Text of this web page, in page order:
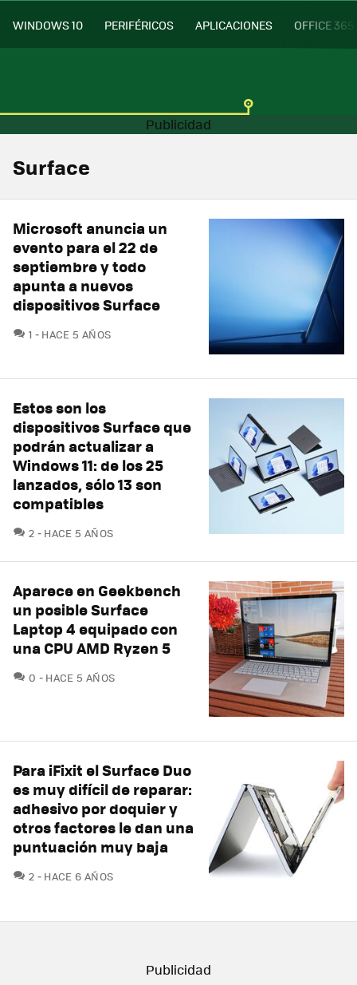
WINDOWS 10 PERIFÉRICOS APLICACIONES OFFICE 365
Surface
Microsoft anuncia un
evento para el 22 de
septiembre y todo
apunta a nuevos
dispositivos Surface
1 COMENTARIOS
HACE 5 AÑOS
Estos son los
dispositivos Surface que
podrán actualizar a
Windows 11: de los 25
lanzados, sólo 13 son
compatibles
2 COMENTARIOS
HACE 5 AÑOS
Aparece en Geekbench
un posible Surface
Laptop 4 equipado con
una CPU AMD Ryzen 5
0 COMENTARIOS
HACE 5 AÑOS
Para iFixit el Surface Duo
es muy difícil de reparar:
adhesivo por doquier y
otros factores le dan una
puntuación muy baja
2 COMENTARIOS
HACE 6 AÑOS